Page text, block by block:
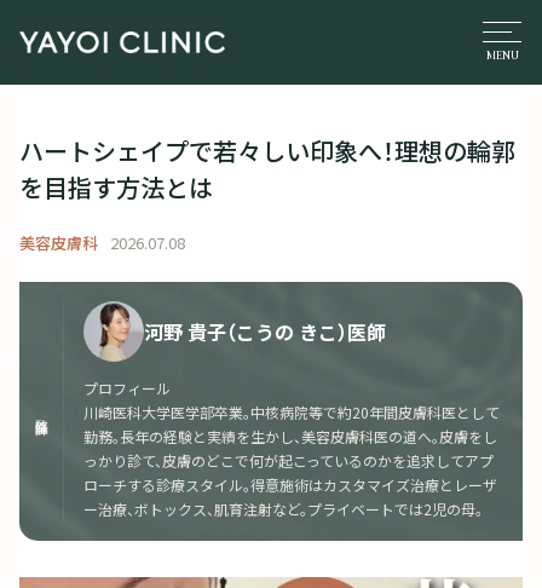
ハートシェイプで若々しい印象へ！理想の輪郭
を目指す方法とは
美容皮膚科 2026.07.08
河野 貴子（こうの きこ）医師
プロフィール
川崎医科大学医学部卒業。中核病院等で約20年間皮膚科医として
勤務。長年の経験と実績を生かし、美容皮膚科医の道へ。皮膚をし
っかり診て、皮膚のどこで何が起こっているのかを追求してアプ
ローチする診療スタイル。得意施術はカスタマイズ治療とレーザ
ー治療、ボトックス、肌育注射など。プライベートでは2児の母。